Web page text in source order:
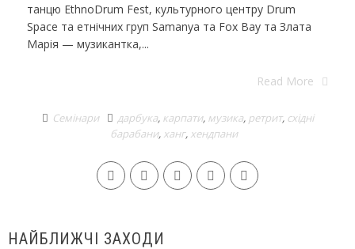
танцю ЕthnoDrum Fest, культурного центру Drum
Space та етнічних груп Samanya та Fox Bay та Злата
Марія — музикантка,...
Read More
Семінари дарбука, карпати, музика, ретрит, східні
барабани, ханг, хендпани
НАЙБЛИЖЧІ ЗАХОДИ